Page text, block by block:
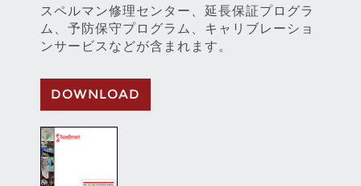
スペルマン修理センター、延長保証プログラ
ム、予防保守プログラム、キャリブレーショ
ンサービスなどが含まれます。
DOWNLOAD